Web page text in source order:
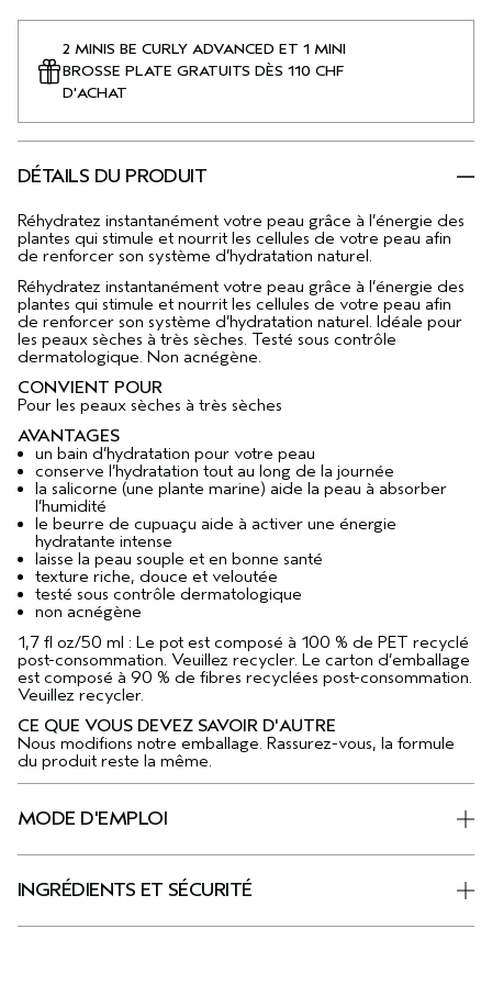
2 MINIS BE CURLY ADVANCED ET 1 MINI
BROSSE PLATE GRATUITS DÈS 110 CHF
D'ACHAT
DÉTAILS DU PRODUIT
Réhydratez instantanément votre peau grâce à l’énergie des
plantes qui stimule et nourrit les cellules de votre peau afin
de renforcer son système d’hydratation naturel.
Réhydratez instantanément votre peau grâce à l’énergie des
plantes qui stimule et nourrit les cellules de votre peau afin
de renforcer son système d’hydratation naturel. Idéale pour
les peaux sèches à très sèches. Testé sous contrôle
dermatologique. Non acnégène.
CONVIENT POUR
Pour les peaux sèches à très sèches
AVANTAGES
un bain d’hydratation pour votre peau
conserve l’hydratation tout au long de la journée
la salicorne (une plante marine) aide la peau à absorber
l’humidité
le beurre de cupuaçu aide à activer une énergie
hydratante intense
laisse la peau souple et en bonne santé
texture riche, douce et veloutée
testé sous contrôle dermatologique
non acnégène
1,7 fl oz/50 ml : Le pot est composé à 100 % de PET recyclé
post-consommation. Veuillez recycler. Le carton d’emballage
est composé à 90 % de fibres recyclées post-consommation.
Veuillez recycler.
CE QUE VOUS DEVEZ SAVOIR D'AUTRE
Nous modifions notre emballage. Rassurez-vous, la formule
du produit reste la même.
MODE D'EMPLOI
INGRÉDIENTS ET SÉCURITÉ